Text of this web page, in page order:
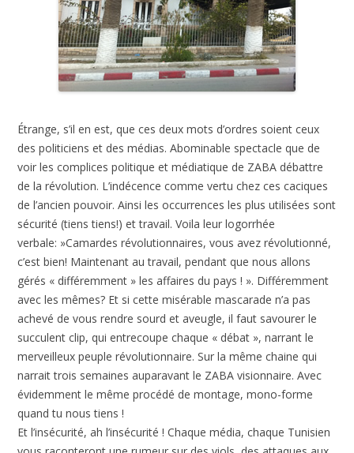
Étrange, s’il en est, que ces deux mots d’ordres soient ceux
des politiciens et des médias. Abominable spectacle que de
voir les complices politique et médiatique de ZABA débattre
de la révolution. L’indécence comme vertu chez ces caciques
de l’ancien pouvoir. Ainsi les occurrences les plus utilisées sont
sécurité (tiens tiens!) et travail. Voila leur logorrhée
verbale: »Camardes révolutionnaires, vous avez révolutionné,
c’est bien! Maintenant au travail, pendant que nous allons
gérés « différemment » les affaires du pays ! ». Différemment
avec les mêmes? Et si cette misérable mascarade n’a pas
achevé de vous rendre sourd et aveugle, il faut savourer le
succulent clip, qui entrecoupe chaque « débat », narrant le
merveilleux peuple révolutionnaire. Sur la même chaine qui
narrait trois semaines auparavant le ZABA visionnaire. Avec
évidemment le même procédé de montage, mono-forme
quand tu nous tiens !
Et l’insécurité, ah l’insécurité ! Chaque média, chaque Tunisien